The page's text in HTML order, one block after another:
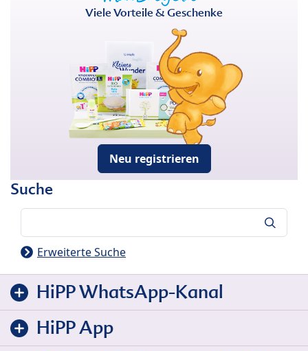
Viele Vorteile & Geschenke
Neu registrieren
Suche
Erweiterte Suche
HiPP WhatsApp-Kanal
HiPP App